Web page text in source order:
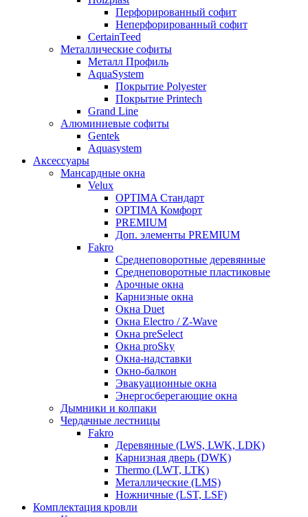
Перфорированный софит
Неперфорированный софит
CertainTeed
Металлические софиты
Металл Профиль
AquaSystem
Покрытие Polyester
Покрытие Printech
Grand Line
Алюминиевые софиты
Gentek
Aquasystem
Аксессуары
Мансардные окна
Velux
OPTIMA Стандарт
OPTIMA Комфорт
PREMIUM
Доп. элементы PREMIUM
Fakro
Cреднеповоротные деревянные
Cреднеповоротные пластиковые
Арочные окна
Карнизные окна
Окна Duet
Окна Electro / Z-Wave
Окна preSelect
Окна proSky
Окна-надставки
Окно-балкон
Эвакуационные окна
Энергосберегающие окна
Дымники и колпаки
Чердачные лестницы
Fakro
Деревянные (LWS, LWK, LDK)
Карнизная дверь (DWK)
Thermo (LWT, LTK)
Металлические (LMS)
Ножничные (LST, LSF)
Комплектация кровли